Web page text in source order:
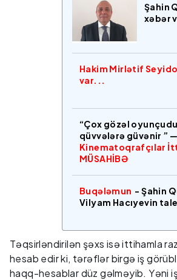
Şahin
xəbər
Hakim Mirlətif
var...
“Çox gözəl
qüvvələrə güvənir ” —
Kinematoqrafçılar
MÜSAHİBƏ
Buqələmun - Şahin
Vilyam Hacıyevin
Təqsirləndirilən şəxs isə ittihamla
hesab edir ki, tərəflər birgə iş
haqq-hesablar düz gəlməyib. Yəni